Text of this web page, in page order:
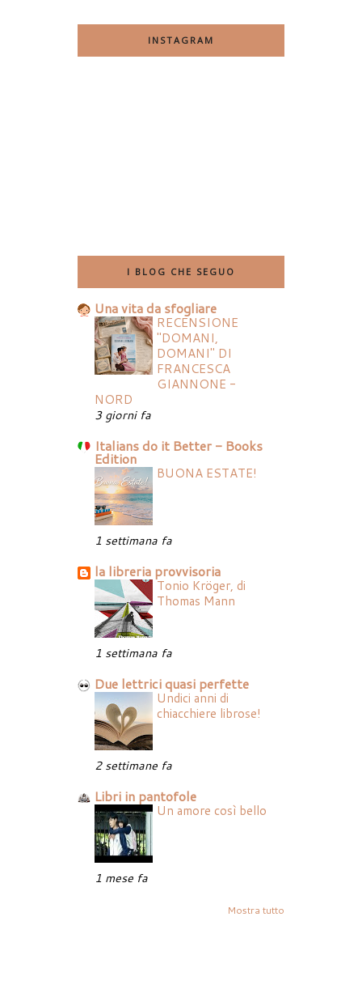
INSTAGRAM
I BLOG CHE SEGUO
Una vita da sfogliare
RECENSIONE
"DOMANI,
DOMANI" DI
FRANCESCA
GIANNONE -
NORD
3 giorni fa
Italians do it Better - Books
Edition
BUONA ESTATE!
1 settimana fa
la libreria provvisoria
Tonio Kröger, di
Thomas Mann
1 settimana fa
Due lettrici quasi perfette
Undici anni di
chiacchiere librose!
2 settimane fa
Libri in pantofole
Un amore così bello
1 mese fa
Mostra tutto